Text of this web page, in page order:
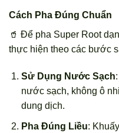
Cách Pha Đúng Chuẩn
🥤 Để pha Super Root
thực hiện theo các bước
Sử Dụng Nước Sạch
nước sạch, không ô
dung dịch.
Pha Đúng Liều: